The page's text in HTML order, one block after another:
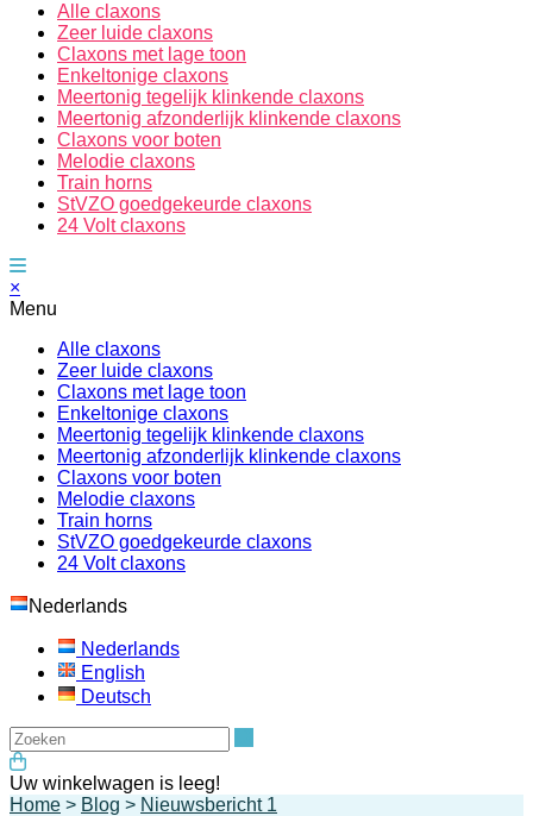
Alle claxons
Zeer luide claxons
Claxons met lage toon
Enkeltonige claxons
Meertonig tegelijk klinkende claxons
Meertonig afzonderlijk klinkende claxons
Claxons voor boten
Melodie claxons
Train horns
StVZO goedgekeurde claxons
24 Volt claxons
×
Menu
Alle claxons
Zeer luide claxons
Claxons met lage toon
Enkeltonige claxons
Meertonig tegelijk klinkende claxons
Meertonig afzonderlijk klinkende claxons
Claxons voor boten
Melodie claxons
Train horns
StVZO goedgekeurde claxons
24 Volt claxons
Nederlands
Nederlands
English
Deutsch
Uw winkelwagen is leeg!
Home > Blog > Nieuwsbericht 1